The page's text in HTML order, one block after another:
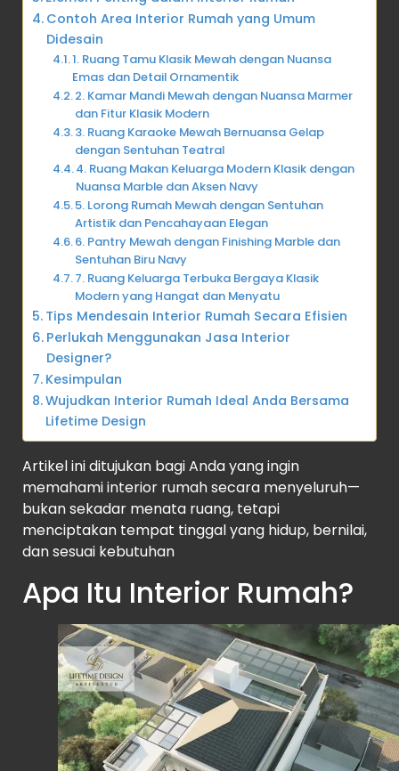
Contoh Area Interior Rumah yang Umum
Didesain
1. Ruang Tamu Klasik Mewah dengan Nuansa
Emas dan Detail Ornamentik
2. Kamar Mandi Mewah dengan Nuansa Marmer
dan Fitur Klasik Modern
3. Ruang Karaoke Mewah Bernuansa Gelap
dengan Sentuhan Teatral
4. Ruang Makan Keluarga Modern Klasik dengan
Nuansa Marble dan Aksen Navy
5. Lorong Rumah Mewah dengan Sentuhan
Artistik dan Pencahayaan Elegan
6. Pantry Mewah dengan Finishing Marble dan
Sentuhan Biru Navy
7. Ruang Keluarga Terbuka Bergaya Klasik
Modern yang Hangat dan Menyatu
Tips Mendesain Interior Rumah Secara Efisien
Perlukah Menggunakan Jasa Interior
Designer?
Kesimpulan
Wujudkan Interior Rumah Ideal Anda Bersama
Lifetime Design
Artikel ini ditujukan bagi Anda yang ingin
memahami interior rumah secara menyeluruh—
bukan sekadar menata ruang, tetapi
menciptakan tempat tinggal yang hidup, bernilai,
dan sesuai kebutuhan
Apa Itu Interior Rumah?